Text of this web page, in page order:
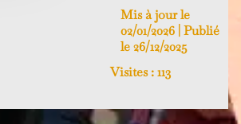
Mis à jour le
02/01/2026 | Publié
le 26/12/2025
Visites : 113